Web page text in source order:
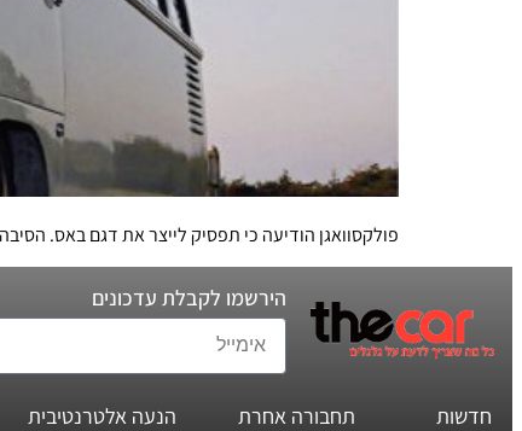
פולקסוואגן הודיעה כי תפסיק לייצר את דגם באס. הסיבה? הדגם בן 63 השנים אינו עומד
הירשמו לקבלת עדכונים
חדשות
תחבורה אחרת
הנעה אלטרנטיבית